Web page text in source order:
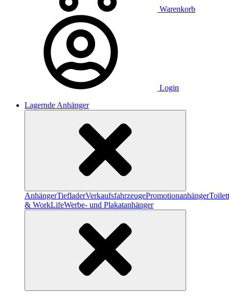
Warenkorb
Login
Lagernde Anhänger
AnhängerTiefladerVerkaufsfahrzeugePromotionanhänger
& WorkLifeWerbe- und Plakatanhänger